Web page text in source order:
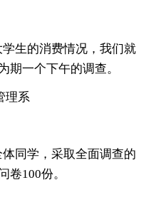
生的消费情况，我们就
期一个下午的调查。
理系
同学，采取全面调查的
卷100份。